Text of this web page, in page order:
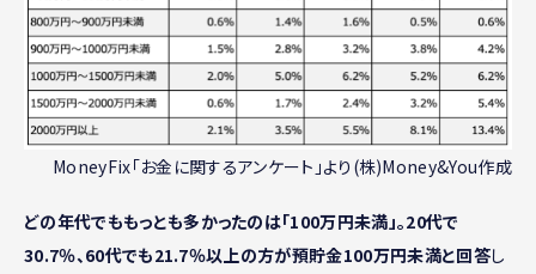
MoneyFix「お金に関するアンケート」より(株)Money&You作成
どの年代でももっとも多かったのは「100万円未満」。20代で
30.7％、60代でも21.7％以上の方が預貯金100万円未満と回答し